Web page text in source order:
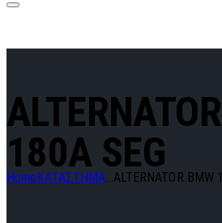
180A SEG
Home ΚΑΤΑΣΤΗΜΑ...ALTERNATOR BMW